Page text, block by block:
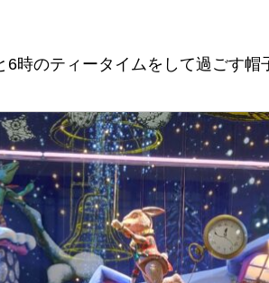
6時のティータイムをして過ごす帽